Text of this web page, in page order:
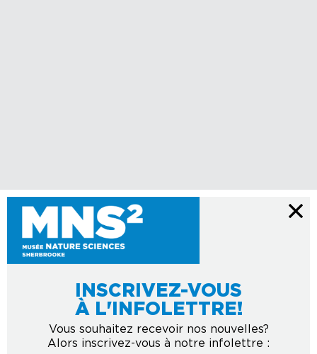
INSCRIVEZ-VOUS
À L'INFOLETTRE!
Vous souhaitez recevoir nos nouvelles?
Alors inscrivez-vous à notre infolettre :